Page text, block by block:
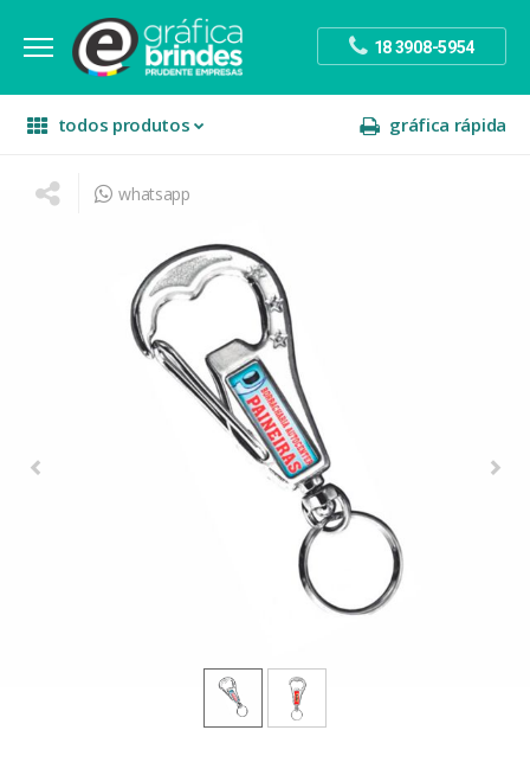
18 3908-5954
todos produtos gráfica rápida
escritório
festa
whatsapp